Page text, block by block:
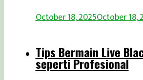
October 18, 2025October 18,
Tips Bermain Live
seperti Profesional